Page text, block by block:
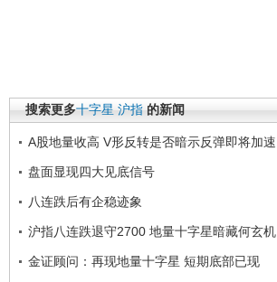
搜索更多十字星 沪指 的新闻
A股地量收高 V形反转是否暗示反弹即将加速
盘面显现四大见底信号
八连跌后有企稳迹象
沪指八连跌退守2700 地量十字星暗藏何玄机
金证顾问：再现地量十字星 短期底部已现